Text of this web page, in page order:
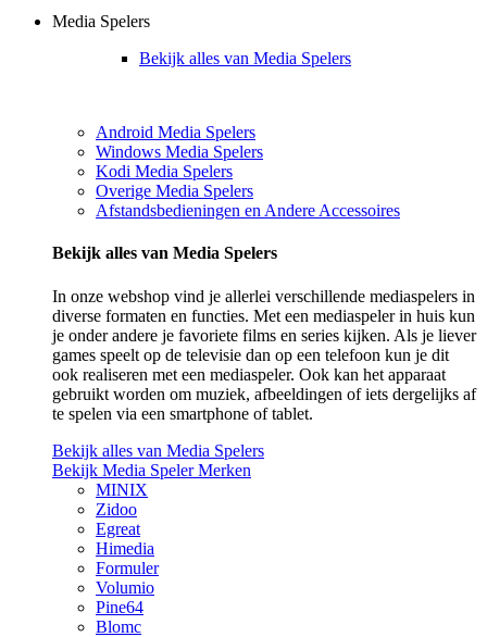
Media Spelers
Bekijk alles van Media Spelers
Android Media Spelers
Windows Media Spelers
Kodi Media Spelers
Overige Media Spelers
Afstandsbedieningen en Andere Accessoires
Bekijk alles van Media Spelers
In onze webshop vind je allerlei verschillende mediaspelers in
diverse formaten en functies. Met een mediaspeler in huis kun
je onder andere je favoriete films en series kijken. Als je liever
games speelt op de televisie dan op een telefoon kun je dit
ook realiseren met een mediaspeler. Ook kan het apparaat
gebruikt worden om muziek, afbeeldingen of iets dergelijks af
te spelen via een smartphone of tablet.
Bekijk alles van Media Spelers
Bekijk Media Speler Merken
MINIX
Zidoo
Egreat
Himedia
Formuler
Volumio
Pine64
Blomc